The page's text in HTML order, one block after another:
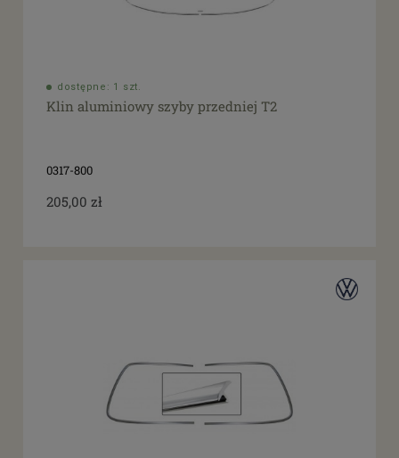
dostępne: 1 szt.
Klin aluminiowy szyby przedniej T2
0317-800
205,00 zł